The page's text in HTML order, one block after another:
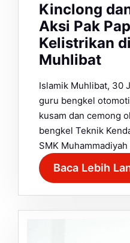
Kinclong
Aksi Pak
Kelistrikan
Muhlibat
Islamik Muhlibat, 30
guru bengkel
kusam dan cemong
bengkel Teknik
SMK
Baca Lebih